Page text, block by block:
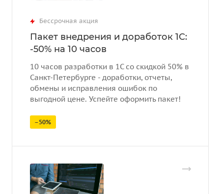
Бессрочная акция
Пакет внедрения и доработок 1С:
-50% на 10 часов
10 часов разработки в 1С со скидкой 50% в
Санкт-Петербурге - доработки, отчеты,
обмены и исправления ошибок по
выгодной цене. Успейте оформить пакет!
–50%